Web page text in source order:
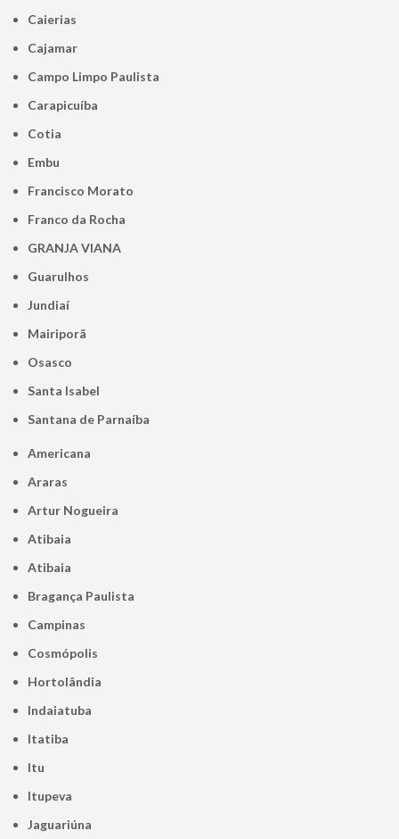
Caierias
Cajamar
Campo Limpo Paulista
Carapicuíba
Cotia
Embu
Francisco Morato
Franco da Rocha
GRANJA VIANA
Guarulhos
Jundiaí
Mairiporã
Osasco
Santa Isabel
Santana de Parnaíba
Americana
Araras
Artur Nogueira
Atibaia
Atibaia
Bragança Paulista
Campinas
Cosmópolis
Hortolândia
Indaiatuba
Itatiba
Itu
Itupeva
Jaguariúna